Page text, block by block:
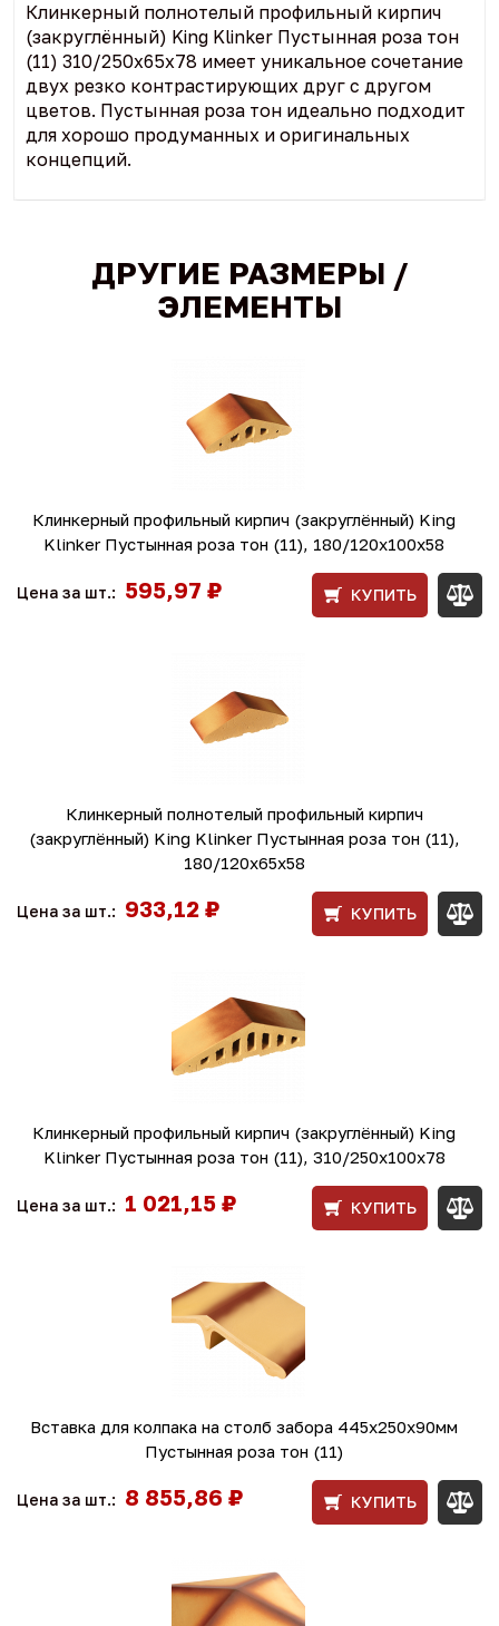
Клинкерный полнотелый профильный кирпич
(закруглённый) King Klinker Пустынная роза тон
(11) 310/250x65x78 имеет уникальное сочетание
двух резко контрастирующих друг с другом
цветов. Пустынная роза тон идеально подходит
для хорошо продуманных и оригинальных
концепций.
ДРУГИЕ РАЗМЕРЫ /
ЭЛЕМЕНТЫ
Клинкерный профильный кирпич (закруглённый) King
Klinker Пустынная роза тон (11), 180/120x100x58
Цена за шт.: 595,97 ₽ КУПИТЬ
Клинкерный полнотелый профильный кирпич
(закруглённый) King Klinker Пустынная роза тон (11),
180/120x65x58
Цена за шт.: 933,12 ₽ КУПИТЬ
Клинкерный профильный кирпич (закруглённый) King
Klinker Пустынная роза тон (11), 310/250x100x78
Цена за шт.: 1 021,15 ₽ КУПИТЬ
Вставка для колпака на столб забора 445x250x90мм
Пустынная роза тон (11)
Цена за шт.: 8 855,86 ₽ КУПИТЬ